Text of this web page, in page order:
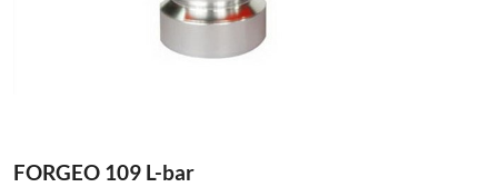
FORGEO 109 L-bar